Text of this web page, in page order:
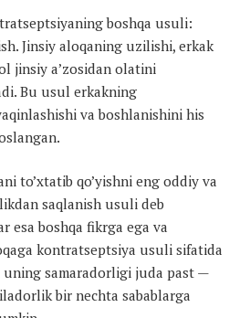
boshqa usuli:
Jinsiy aloqaning uzilishi, erkak
jinsiy a’zosidan olatini
Bu usul erkakning
va boshlanishini his
to’xtatib qo’yishni eng oddiy va
saqlanish usuli deb
esa boshqa fikrga ega va
kontratseptsiya usuli sifatida
uning samaradorligi juda past —
bir nechta sabablarga